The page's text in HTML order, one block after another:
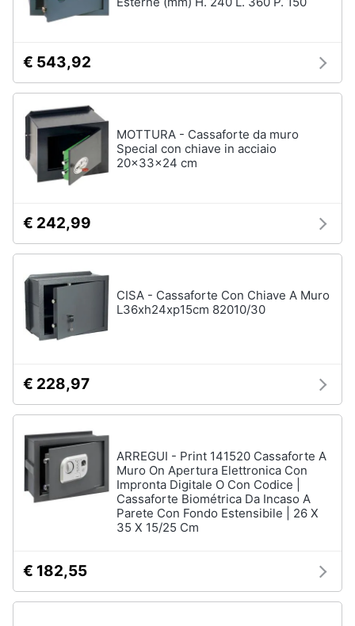
€ 543,92
MOTTURA - Cassaforte da muro
Special con chiave in acciaio
20x33x24 cm
€ 242,99
CISA - Cassaforte Con Chiave A Muro
L36xh24xp15cm 82010/30
€ 228,97
ARREGUI - Print 141520 Cassaforte A
Muro On Apertura Elettronica Con
Impronta Digitale O Con Codice |
Cassaforte Biométrica Da Incaso A
Parete Con Fondo Estensibile | 26 X
35 X 15/25 Cm
€ 182,55